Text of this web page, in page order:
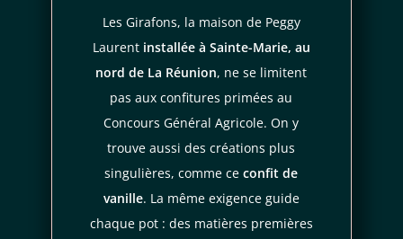
Les Girafons, la maison de Peggy
Laurent installée à Sainte-Marie, au
nord de La Réunion, ne se limitent
pas aux confitures primées au
Concours Général Agricole. On y
trouve aussi des créations plus
singulières, comme ceconfit de
vanille. La même exigence guide
chaque pot : des matières premières